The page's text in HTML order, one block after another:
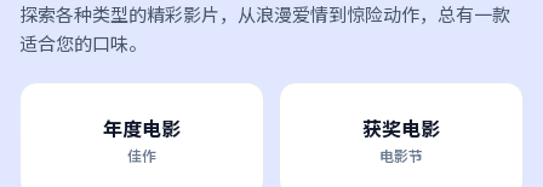
探索各种类型的精彩影片，从浪漫爱情到惊险动作，总有一款
适合您的口味。
年度电影
佳作
获奖电影
电影节